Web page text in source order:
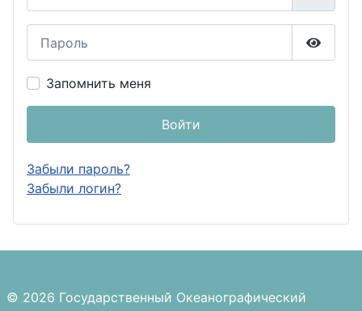
Запомнить меня
Войти
Забыли пароль?
Забыли логин?
© 2026 Государственный Океанографический